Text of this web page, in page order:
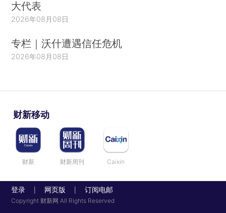
大代表
2026年08月08日
专栏｜沃什遭遇信任危机
2026年08月08日
财新移动
财新 财新周刊 Caixin
登录 网页版 订阅电邮
Copyright 财新网 All Rights Reserved